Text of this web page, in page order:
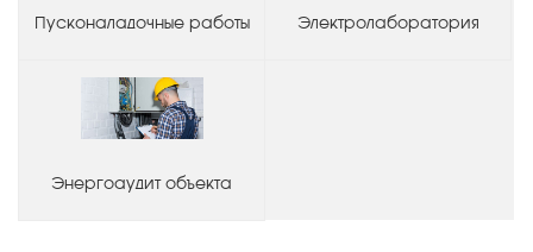
Пусконаладочные работы Электролаборатория
Энергоаудит объекта